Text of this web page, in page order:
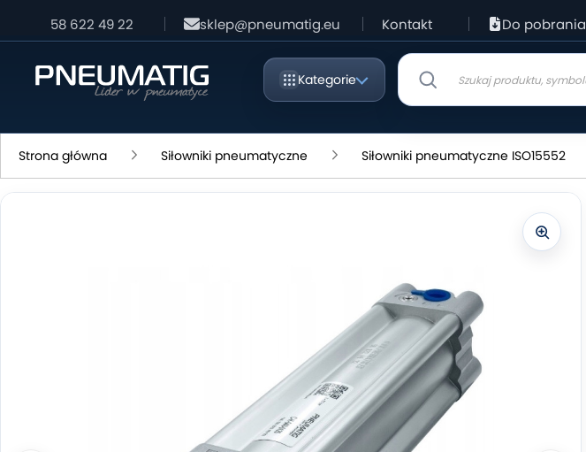
58 622 49 22 sklep@pneumatig.eu Kontakt Do pobrania
Kategorie
Strona główna Siłowniki pneumatyczne Siłowniki pneumatyczne ISO15552